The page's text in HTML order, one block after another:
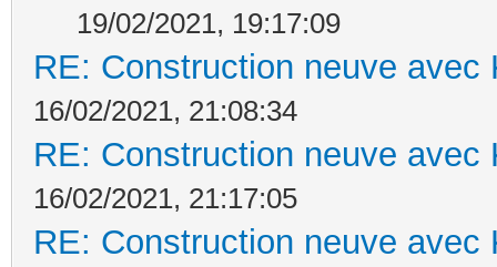
19/02/2021, 19:17:09
RE: Construction neuve avec
16/02/2021, 21:08:34
RE: Construction neuve avec
16/02/2021, 21:17:05
RE: Construction neuve avec